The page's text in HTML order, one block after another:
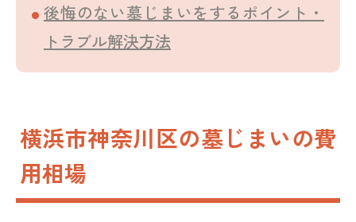
後悔のない墓じまいをするポイント・
トラブル解決方法
横浜市神奈川区の墓じまいの費
用相場